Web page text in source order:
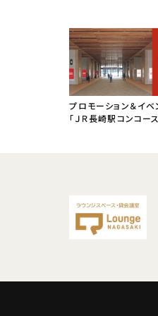
プロモーション＆イベ
「ＪＲ長崎駅コンコー